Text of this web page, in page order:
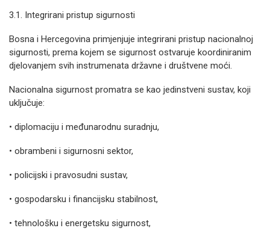
3.1. Integrirani pristup sigurnosti
Bosna i Hercegovina primjenjuje integrirani pristup nacionalnoj
sigurnosti, prema kojem se sigurnost ostvaruje koordiniranim
djelovanjem svih instrumenata državne i društvene moći.
Nacionalna sigurnost promatra se kao jedinstveni sustav, koji
uključuje:
• diplomaciju i međunarodnu suradnju,
• obrambeni i sigurnosni sektor,
• policijski i pravosudni sustav,
• gospodarsku i financijsku stabilnost,
• tehnološku i energetsku sigurnost,